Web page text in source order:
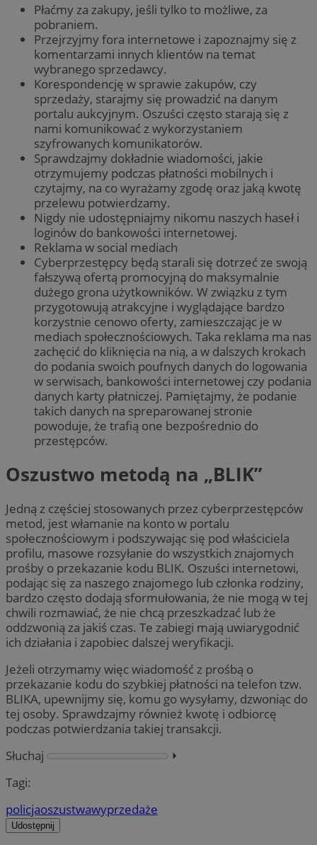
Płaćmy za zakupy, jeśli tylko to możliwe, za
pobraniem.
Przejrzyjmy fora internetowe i zapoznajmy się z
komentarzami innych klientów na temat
wybranego sprzedawcy.
Korespondencję w sprawie zakupów, czy
sprzedaży, starajmy się prowadzić na danym
portalu aukcyjnym. Oszuści często starają się z
nami komunikować z wykorzystaniem
szyfrowanych komunikatorów.
Sprawdzajmy dokładnie wiadomości, jakie
otrzymujemy podczas płatności mobilnych i
czytajmy, na co wyrażamy zgodę oraz jaką kwotę
przelewu potwierdzamy.
Nigdy nie udostępniajmy nikomu naszych haseł i
loginów do bankowości internetowej.
Reklama w social mediach
Cyberprzestępcy będą starali się dotrzeć ze swoją
fałszywą ofertą promocyjną do maksymalnie
dużego grona użytkowników. W związku z tym
przygotowują atrakcyjne i wyglądające bardzo
korzystnie cenowo oferty, zamieszczając je w
mediach społecznościowych. Taka reklama ma nas
zachęcić do kliknięcia na nią, a w dalszych krokach
do podania swoich poufnych danych do logowania
w serwisach, bankowości internetowej czy podania
danych karty płatniczej. Pamiętajmy, że podanie
takich danych na spreparowanej stronie
powoduje, że trafią one bezpośrednio do
przestępców.
Oszustwo metodą na „BLIK”
Jedną z częściej stosowanych przez cyberprzestępców
metod, jest włamanie na konto w portalu
społecznościowym i podszywając się pod właściciela
profilu, masowe rozsyłanie do wszystkich znajomych
prośby o przekazanie kodu BLIK. Oszuści internetowi,
podając się za naszego znajomego lub członka rodziny,
bardzo często dodają sformułowania, że nie mogą w tej
chwili rozmawiać, że nie chcą przeszkadzać lub że
oddzwonią za jakiś czas. Te zabiegi mają uwiarygodnić
ich działania i zapobiec dalszej weryfikacji.
Jeżeli otrzymamy więc wiadomość z prośbą o
przekazanie kodu do szybkiej płatności na telefon tzw.
BLIKA, upewnijmy się, komu go wysyłamy, dzwoniąc do
tej osoby. Sprawdzajmy również kwotę i odbiorcę
podczas potwierdzania takiej transakcji.
Słuchaj
⏵︎
Tagi:
policjaoszustwawyprzedaże
Udostępnij